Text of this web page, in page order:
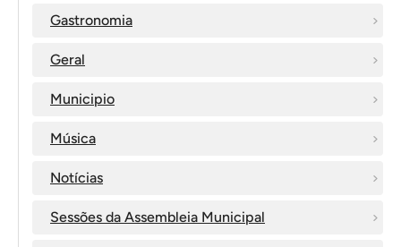
Gastronomia
Geral
Municipio
Música
Notícias
Sessões da Assembleia Municipal